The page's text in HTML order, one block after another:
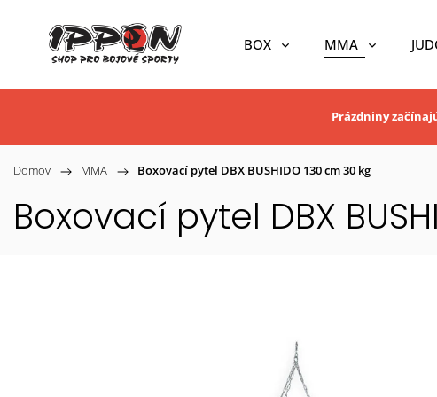
BOX MMA
Prázdniny
Domov / MMA / Boxovací pytel DBX BUSHIDO 130 cm 30 kg
Boxovací pytel DBX